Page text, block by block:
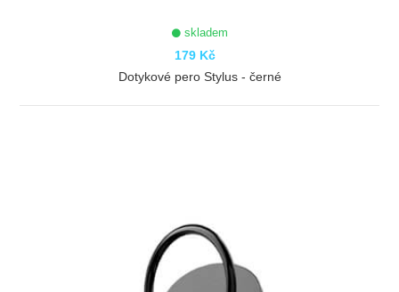
skladem
179 Kč
Dotykové pero Stylus - černé